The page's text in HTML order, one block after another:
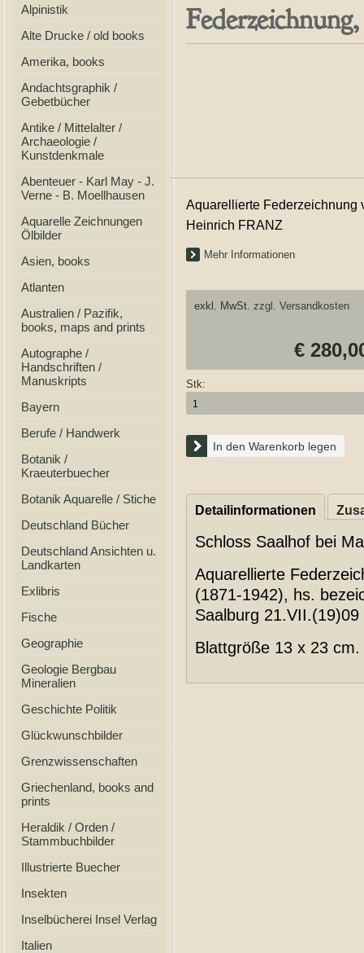
Alpinistik
Alte Drucke / old books
Amerika, books
Andachtsgraphik /
Gebetbücher
Antike / Mittelalter /
Archaeologie /
Kunstdenkmale
Abenteuer - Karl May - J.
Verne - B. Moellhausen
Aquarelle Zeichnungen
Ölbilder
Asien, books
Atlanten
Australien / Pazifik,
books, maps and prints
Autographe /
Handschriften /
Manuskripts
Bayern
Berufe / Handwerk
Botanik /
Kraeuterbuecher
Botanik Aquarelle / Stiche
Deutschland Bücher
Deutschland Ansichten u.
Landkarten
Exlibris
Fische
Geographie
Geologie Bergbau
Mineralien
Geschichte Politik
Glückwunschbilder
Grenzwissenschaften
Griechenland, books and
prints
Heraldik / Orden /
Stammbuchbilder
Illustrierte Buecher
Insekten
Inselbücherei Insel Verlag
Italien
Aquarellierte Federzeichnung
Heinrich FRANZ
Mehr Informationen
exkl. MwSt. zzgl. Versandkosten
€
Stk:
In den Warenkorb legen
Detailinformationen
Schloss Saalhof bei
Aquarellierte
(1871-1942), hs.
Saalburg
Blattgröße 13 x 23 cm.